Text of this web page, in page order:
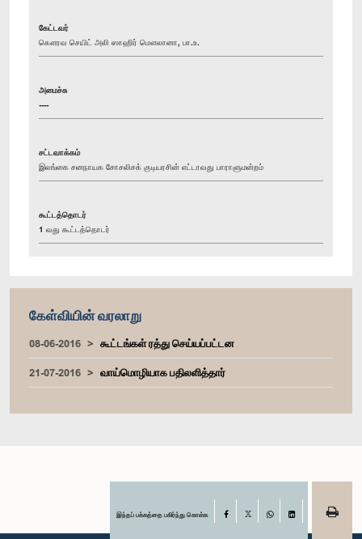
கேட்டவர்
கௌரவ செயிட் அலி ஸாஹிர் மௌலானா, பா.உ.
அமைச்சு
----
சட்டவாக்கம்
இலங்கை சனநாயக சோசலிசக் குடியரசின் எட்டாவது பாராளுமன்றம்
கூட்டத்தொடர்
1 வது கூட்டத்தொடர்
கேள்வியின் வரலாறு
08-06-2016
கூட்டங்கள் ரத்து செய்யப்பட்டன
21-07-2016
வாய்மொழியாக பதிலளித்தார்
இந்தப் பக்கத்தை பகிர்ந்து கொள்க Facebook